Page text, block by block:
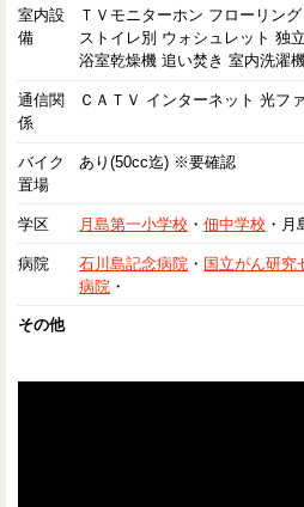
室内設
備
ＴＶモニターホン フローリン
ストイレ別 ウォシュレット 独
浴室乾燥機 追い焚き 室内洗濯
通信関
係
ＣＡＴＶ インターネット 光フ
バイク
置場
あり(50cc迄) ※要確認
学区 月島第一小学校 ・佃中学校 ・月
病院 石川島記念病院 ・ 国立がん研究
病院 ・
その他